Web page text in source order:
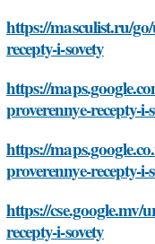
https://masculist.ru/
recepty-i-sovety
https://
proverennye-recepty-i-
https://
proverennye-recepty-i-
https://
recepty-i-sovety